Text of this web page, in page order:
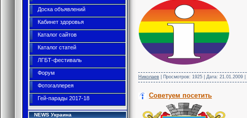
Доска объявлений
Кабинет здоровья
Каталог сайтов
Каталог статей
ЛГБТ-фестиваль
Форум
Фотогаллерея
Гей-парады 2017-18
NEWS Украина
Николаев | Просмотров: 1925 | Дата: 21.01.2009
Советуем посетить